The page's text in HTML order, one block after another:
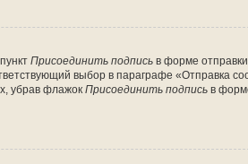
Присоединить подпись в форме
выбор в параграфе «Отправка
убрав флажок Присоединить подпись в